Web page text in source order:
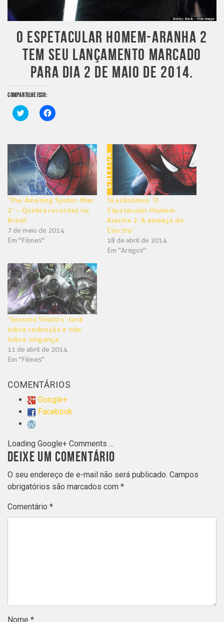
O ESPETACULAR HOMEM-ARANHA 2
TEM SEU LANÇAMENTO MARCADO
PARA DIA 2 DE MAIO DE 2014.
COMPARTILHE ISSO:
Clique
para
em
nova
janela)
Clique
para
em
nova
janela)
‘The Amazing Spider-Man
2’ – Quebra recordes no
Brasil
7 de maio de 2014
Em "Filmes"
Já assistimos ‘O
Espetacular Homem-
Aranha 2: A ameaça de
Electro’
18 de abril de 2014
Em "Artigos"
‘Sexteto Sinistro’ será
sobre redenção e não
sobre vingança
11 de abril de 2014
Em "Filmes"
COMENTÁRIOS
Google+
Facebook
Loading Google+ Comments ...
DEIXE UM COMENTÁRIO
O seu endereço de e-mail não será publicado. Campos
obrigatórios são marcados com *
Comentário *
Nome *